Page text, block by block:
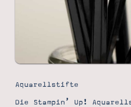
Aquarellstifte
Die Stampin’ Up!